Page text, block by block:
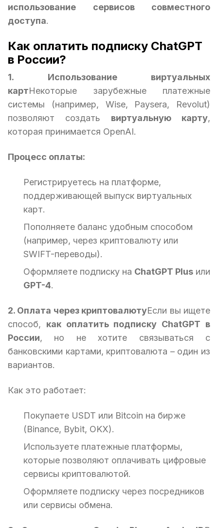
использование сервисов совместного
доступа.
Как оплатить подписку ChatGPT
в России?
1. Использование виртуальных
картНекоторые зарубежные платежные
системы (например, Wise, Paysera, Revolut)
позволяют создать виртуальную карту,
которая принимается OpenAI.
Процесс оплаты:
Регистрируетесь на платформе,
поддерживающей выпуск виртуальных
карт.
Пополняете баланс удобным способом
(например, через криптовалюту или
SWIFT-переводы).
Оформляете подписку на ChatGPT Plus или
GPT-4.
2. Оплата через криптовалютуЕсли вы ищете
способ, как оплатить подписку ChatGPT в
России, но не хотите связываться с
банковскими картами, криптовалюта – один из
вариантов.
Как это работает:
Покупаете USDT или Bitcoin на бирже
(Binance, Bybit, OKX).
Используете платежные платформы,
которые позволяют оплачивать цифровые
сервисы криптовалютой.
Оформляете подписку через посредников
или сервисы обмена.